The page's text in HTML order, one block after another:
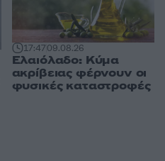
17:4709.08.26
Ελαιόλαδο: Κύμα
ακρίβειας φέρνουν οι
φυσικές καταστροφές